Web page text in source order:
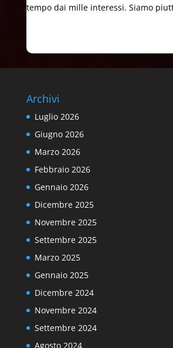
tempo dai mille interessi. Siamo
Archivi
Luglio 2026
Giugno 2026
Marzo 2026
Febbraio 2026
Gennaio 2026
Dicembre 2025
Novembre 2025
Settembre 2025
Marzo 2025
Gennaio 2025
Dicembre 2024
Novembre 2024
Settembre 2024
Agosto 2024